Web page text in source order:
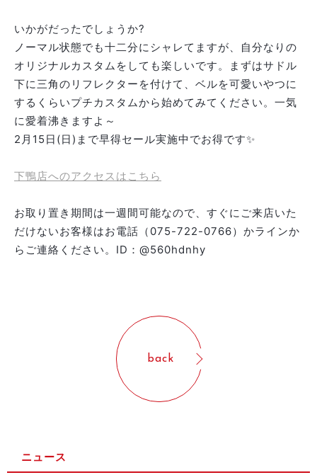
いかがだったでしょうか?
ノーマル状態でも十二分にシャレてますが、自分なりの
オリジナルカスタムをしても楽しいです。まずはサドル
下に三角のリフレクターを付けて、ベルを可愛いやつに
するくらいプチカスタムから始めてみてください。一気
に愛着沸きますよ～
2月15日(日)まで早得セール実施中でお得です✨
下鴨店へのアクセスはこちら
お取り置き期間は一週間可能なので、すぐにご来店いた
だけないお客様はお電話（075-722-0766）かラインか
らご連絡ください。ID：@560hdnhy
back
ニュース